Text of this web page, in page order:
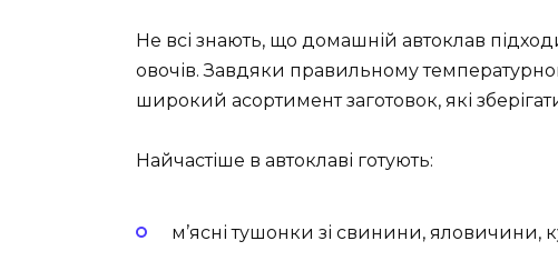
Не всі знають, що домашній автоклав
овочів. Завдяки правильному
широкий асортимент заготовок, які
Найчастіше в автоклаві готують:
м’ясні тушонки зі свинини, яловичини,